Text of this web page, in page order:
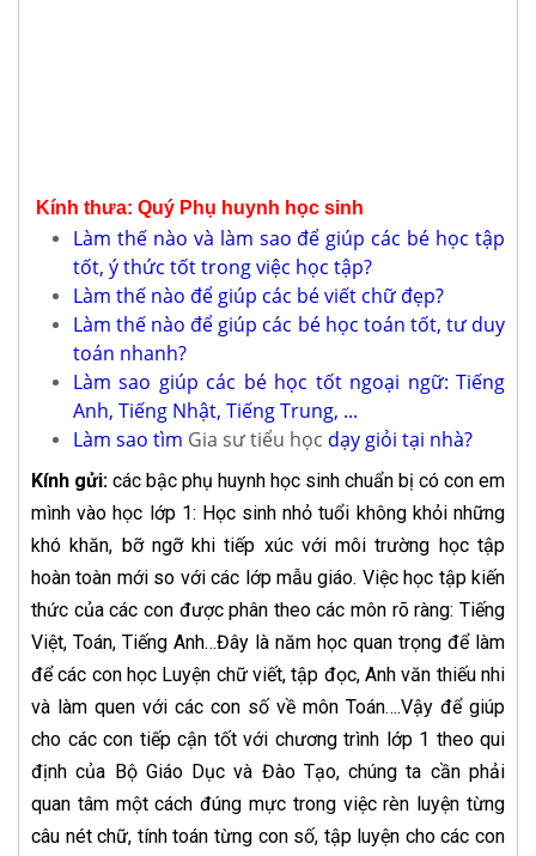
Kính thưa: Quý Phụ huynh học sinh
Làm thế nào và làm sao để giúp các bé học tập
tốt, ý thức tốt trong việc học tập?
Làm thế nào để giúp các bé viết chữ đẹp?
Làm thế nào để giúp các bé học toán tốt, tư duy
toán nhanh?
Làm sao giúp các bé học tốt ngoại ngữ: Tiếng
Anh, Tiếng Nhật, Tiếng Trung, ...
Làm sao tìm Gia sư tiểu học dạy giỏi tại nhà?
Kính gửi: các bậc phụ huynh học sinh chuẩn bị có con em
mình vào học lớp 1: Học sinh nhỏ tuổi không khỏi những
khó khăn, bỡ ngỡ khi tiếp xúc với môi trường học tập
hoàn toàn mới so với các lớp mẫu giáo. Việc học tập kiến
thức của các con được phân theo các môn rõ ràng: Tiếng
Việt, Toán, Tiếng Anh…Đây là năm học quan trọng để làm
để các con học Luyện chữ viết, tập đọc, Anh văn thiếu nhi
và làm quen với các con số về môn Toán….Vậy để giúp
cho các con tiếp cận tốt với chương trình lớp 1 theo qui
định của Bộ Giáo Dục và Đào Tạo, chúng ta cần phải
quan tâm một cách đúng mực trong việc rèn luyện từng
câu nét chữ, tính toán từng con số, tập luyện cho các con